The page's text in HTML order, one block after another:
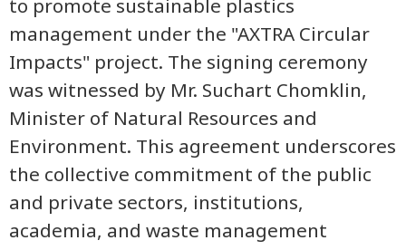
to promote sustainable plastics
management under the "AXTRA Circular
Impacts" project. The signing ceremony
was witnessed by Mr. Suchart Chomklin,
Minister of Natural Resources and
Environment. This agreement underscores
the collective commitment of the public
and private sectors, institutions,
academia, and waste management